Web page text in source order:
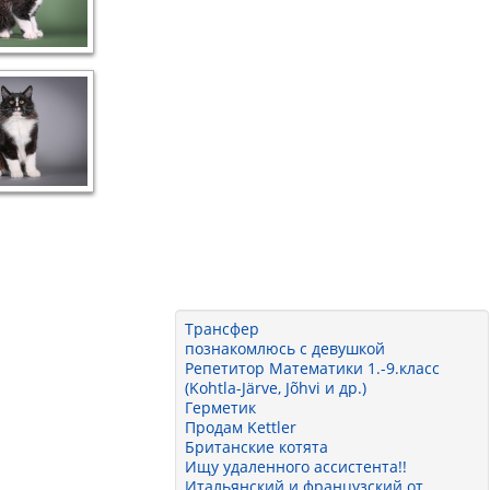
Трансфер
познакомлюсь с девушкой
Репетитор Математики 1.-9.класс
(Kohtla-Järve, Jõhvi и др.)
Герметик
Продам Kettler
Британские котята
Ищу удаленного ассистента!!